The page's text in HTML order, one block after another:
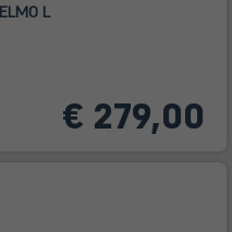
ELMO L
€ 279,00